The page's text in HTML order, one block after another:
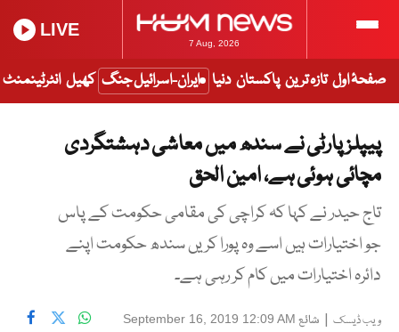
7 Aug, 2026
LIVE
صفحۂ اول تازہ ترین پاکستان دنیا ایران-اسرائیل جنگ کھیل انٹرٹینمنٹ
پیپلز پارٹی نے سندھ میں معاشی دہشتگردی
مچائی ہوئی ہے، امین الحق
تاج حیدر نے کہا کہ کراچی کی مقامی حکومت کے پاس
جو اختیارات ہیں اسے وہ پورا کریں سندھ حکومت اپنے
دائرہ اختیارات میں کام کر رہی ہے۔
ویب ڈیسک | شائع September 16, 2019 12:09 AM